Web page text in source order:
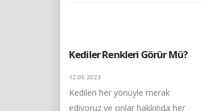
Kediler Renkleri Görür Mü?
12.05.2023
Kedileri her yönüyle merak
ediyoruz ve onlar hakkında her